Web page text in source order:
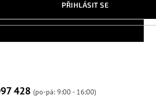
PŘIHLÁSIT SE
428